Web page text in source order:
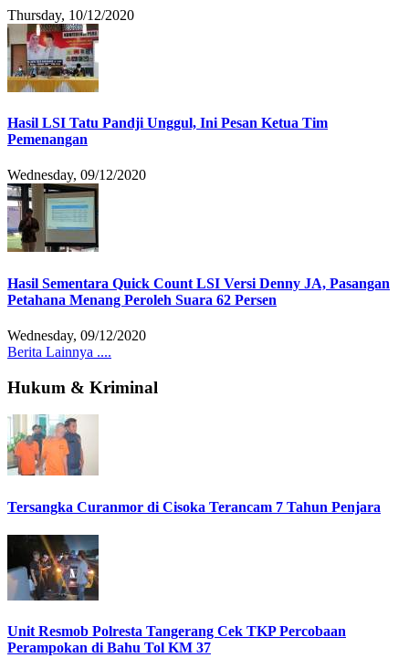
Thursday, 10/12/2020
Hasil LSI Tatu Pandji Unggul, Ini Pesan Ketua Tim
Pemenangan
Wednesday, 09/12/2020
Hasil Sementara Quick Count LSI Versi Denny JA, Pasangan
Petahana Menang Peroleh Suara 62 Persen
Wednesday, 09/12/2020
Berita Lainnya ....
Hukum & Kriminal
Tersangka Curanmor di Cisoka Terancam 7 Tahun Penjara
Unit Resmob Polresta Tangerang Cek TKP Percobaan
Perampokan di Bahu Tol KM 37